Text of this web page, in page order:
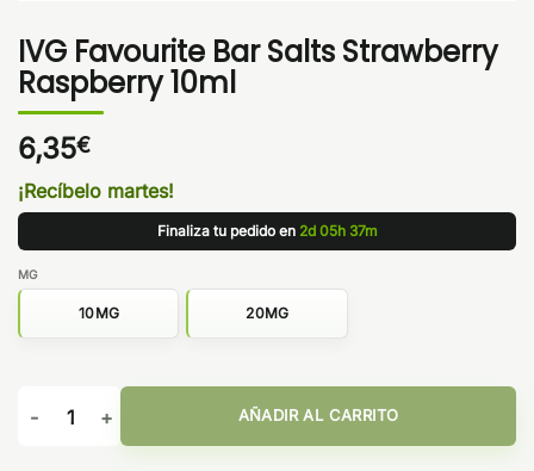
IVG Favourite Bar Salts Strawberry
Raspberry 10ml
6,35€
¡Recíbelo martes!
Finaliza tu pedido en 2d 05h 37m
MG
10MG 20MG
IVG Favourite Bar Salts Strawberry Raspberry 10ml cantidad
AÑADIR AL CARRITO